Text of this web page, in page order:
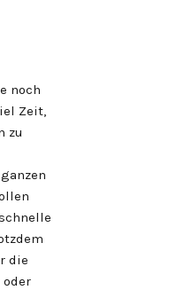
noch
Zeit,
zu
die